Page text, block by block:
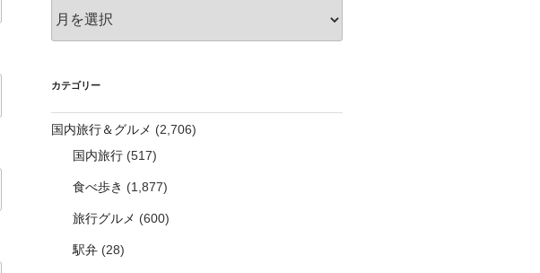
ー
ブ
カテゴリー
国内旅行＆グルメ (2,706)
国内旅行(517)
食べ歩き (1,877)
旅行グルメ (600)
駅弁(28)